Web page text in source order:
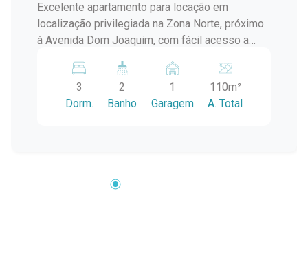
Excelente apartamento para locação em
localização privilegiada na Zona Norte, próximo
à Avenida Dom Joaquim, com fácil acesso a
O imóvel possui 03 dormitórios, sendo 01 suíte,
oferecendo conforto e praticidade para o dia a
dia. Conta com sala de estar ampla com lareira,
destaca-se o sistema de aquecimento a gás,
3
Dorm.
2
Banho
1
Garagem
110m²
A. Total